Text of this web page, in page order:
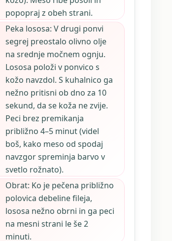
popopraj z obeh strani.
Peka lososa: V drugi ponvi
segrej preostalo olivno olje
na srednje močnem ognju.
Lososa položi v ponvico s
kožo navzdol. S kuhalnico ga
nežno pritisni ob dno za 10
sekund, da se koža ne zvije.
Peci brez premikanja
približno 4–5 minut (videl
boš, kako meso od spodaj
navzgor spreminja barvo v
svetlo rožnato).
Obrat: Ko je pečena približno
polovica debeline fileja,
lososa nežno obrni in ga peci
na mesni strani le še 2
minuti.